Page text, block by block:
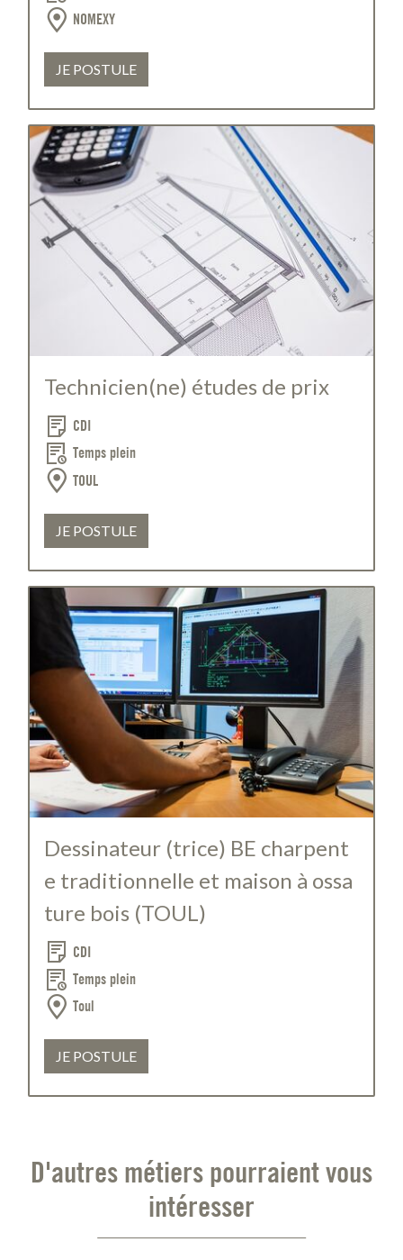
NOMEXY
JE POSTULE
Technicien(ne) études de prix
CDI
Temps plein
TOUL
JE POSTULE
Dessinateur (trice) BE charpent
e traditionnelle et maison à ossa
ture bois (TOUL)
CDI
Temps plein
Toul
JE POSTULE
D'autres métiers pourraient vous
intéresser